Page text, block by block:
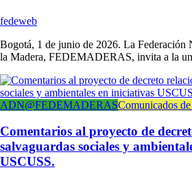
fedeweb
Bogotá, 1 de junio de 2026. La Federación
la Madera, FEDEMADERAS, invita a la
ADN@FEDEMADERASComunicados de
Comentarios al proyecto de
salvaguardas sociales y
USCUSS.